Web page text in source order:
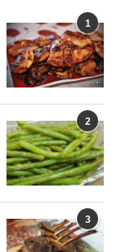
1
2
3